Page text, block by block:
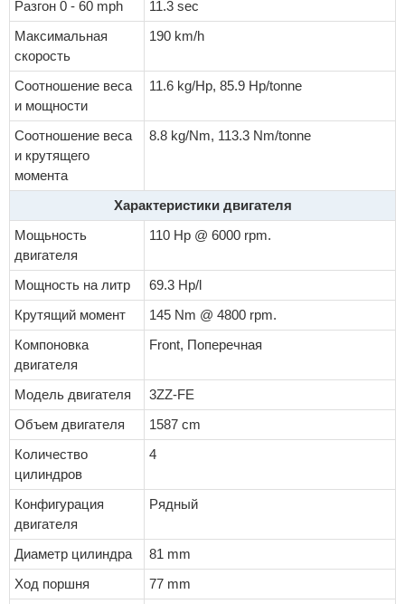
Разгон 0 - 60 mph
11.3 sec
Максимальная
скорость
190 km/h
Соотношение веса
и мощности
11.6 kg/Hp, 85.9 Hp/tonne
Соотношение веса
и крутящего
момента
8.8 kg/Nm, 113.3 Nm/tonne
Характеристики двигателя
Мощьность
двигателя
110 Hp @ 6000 rpm.
Мощность на литр
69.3 Hp/l
Крутящий момент
145 Nm @ 4800 rpm.
Компоновка
двигателя
Front, Поперечная
Модель двигателя
3ZZ-FE
Объем двигателя
1587 cm
Количество
цилиндров
4
Конфигурация
двигателя
Рядный
Диаметр цилиндра
81 mm
Ход поршня
77 mm